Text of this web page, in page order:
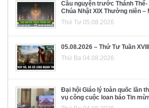
Cầu nguyện trước Thánh Thể-
Chúa Nhật XIX Thường niên –
Thứ Tư 05.08.2026
05.08.2026 – Thứ Tư Tuần
Thứ Ba 04.08.2026
Đại hội Giáo lý toàn quốc lần
vụ công cuộc loan báo Tin